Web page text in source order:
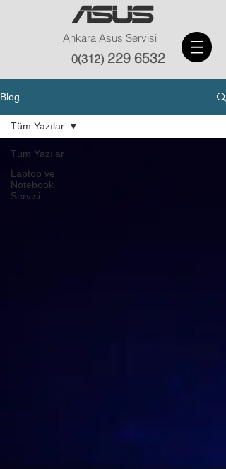
Ankara Asus Servisi
0(312) 229 6532
Blog
Tüm Yazılar
Laptop ve
Notebook
Servisi
Tüm Yazılar